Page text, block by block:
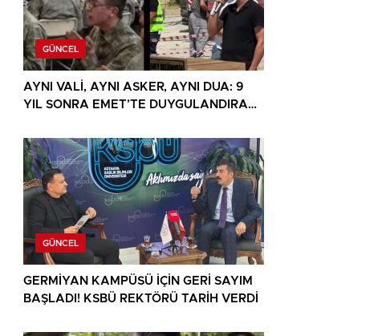
GÜNCEL
AYNI VALİ, AYNI ASKER, AYNI DUA: 9
YIL SONRA EMET’TE DUYGULANDIRAN
GÜNCEL
GERMİYAN KAMPÜSÜ İÇİN GERİ SAYIM
BAŞLADI! KSBÜ REKTÖRÜ TARİH VERDİ